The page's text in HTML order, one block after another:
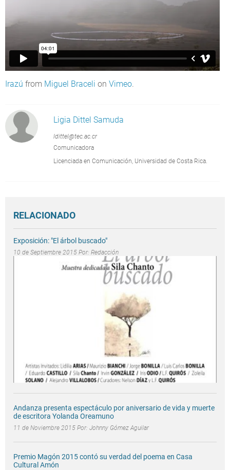
Irazú from Miguel Braceli on Vimeo.
Ligia Dittel Samuda
ldittel@tec.ac.cr
Comunicadora
Licenciada en Comunicación, Universidad de Costa Rica.
RELACIONADO
Exposición: "El árbol buscado"
10 de Septiembre 2015 Por: Redacción
Andanza presenta espectáculo por aniversario de vida y muerte
de escritora Yolanda Oreamuno
11 de Noviembre 2015 Por: Johnny Gómez Aguilar
Premio Magón 2015 contó su verdad del poema en Casa
Cultural Amón